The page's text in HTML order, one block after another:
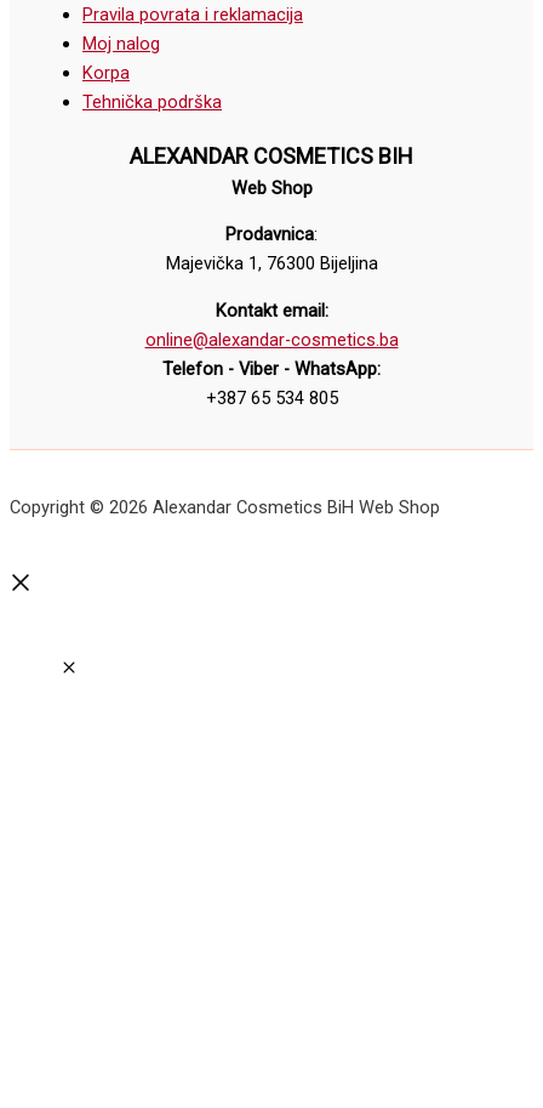
Pravila povrata i reklamacija
Moj nalog
Korpa
Tehnička podrška
ALEXANDAR COSMETICS BIH
Web Shop
Prodavnica:
Majevička 1, 76300 Bijeljina
Kontakt email:
online@alexandar-cosmetics.ba
Telefon - Viber - WhatsApp:
+387 65 534 805
Copyright © 2026 Alexandar Cosmetics BiH Web Shop